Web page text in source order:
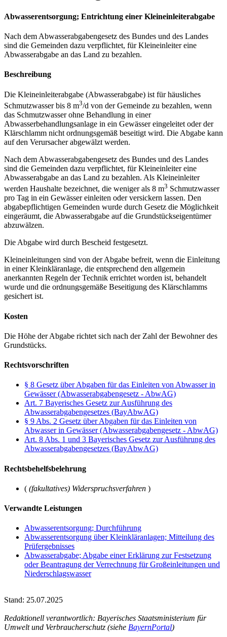
Abwasserentsorgung; Entrichtung einer Kleineinleiterabgabe
Nach dem Abwasserabgabengesetz des Bundes und des Landes
sind die Gemeinden dazu verpflichtet, für Kleineinleiter eine
Abwasserabgabe an das Land zu bezahlen.
Beschreibung
Die Kleineinleiterabgabe (Abwasserabgabe) ist für häusliches
Schmutzwasser bis 8 m3/d von der Gemeinde zu bezahlen, wenn
das Schmutzwasser ohne Behandlung in einer
Abwasserbehandlungsanlage in ein Gewässer eingeleitet oder der
Klärschlamm nicht ordnungsgemäß beseitigt wird. Die Abgabe kann
auf den Verursacher abgewälzt werden.
Nach dem Abwasserabgabengesetz des Bundes und des Landes
sind die Gemeinden dazu verpflichtet, für Kleineinleiter eine
Abwasserabgabe an das Land zu bezahlen. Als Kleineinleiter
werden Haushalte bezeichnet, die weniger als 8 m3 Schmutzwasser
pro Tag in ein Gewässer einleiten oder versickern lassen. Den
abgabepflichtigen Gemeinden wurde durch Gesetz die Möglichkeit
eingeräumt, die Abwasserabgabe auf die Grundstückseigentümer
abzuwälzen.
Die Abgabe wird durch Bescheid festgesetzt.
Kleineinleitungen sind von der Abgabe befreit, wenn die Einleitung
in einer Kleinkläranlage, die entsprechend den allgemein
anerkannten Regeln der Technik errichtet worden ist, behandelt
wurde und die ordnungsgemäße Beseitigung des Klärschlamms
gesichert ist.
Kosten
Die Höhe der Abgabe richtet sich nach der Zahl der Bewohner des
Grundstücks.
Rechtsvorschriften
§ 8 Gesetz über Abgaben für das Einleiten von Abwasser in
Gewässer (Abwasserabgabengesetz - AbwAG)
Art. 7 Bayerisches Gesetz zur Ausführung des
Abwasserabgabengesetzes (BayAbwAG)
§ 9 Abs. 2 Gesetz über Abgaben für das Einleiten von
Abwasser in Gewässer (Abwasserabgabengesetz - AbwAG)
Art. 8 Abs. 1 und 3 Bayerisches Gesetz zur Ausführung des
Abwasserabgabengesetzes (BayAbwAG)
Rechtsbehelfsbelehrung
( (fakultatives) Widerspruchsverfahren )
Verwandte Leistungen
Abwasserentsorgung; Durchführung
Abwasserentsorgung über Kleinkläranlagen; Mitteilung des
Prüfergebnisses
Abwasserabgabe; Abgabe einer Erklärung zur Festsetzung
oder Beantragung der Verrechnung für Großeinleitungen und
Niederschlagswasser
Stand: 25.07.2025
Redaktionell verantwortlich: Bayerisches Staatsministerium für
Umwelt und Verbraucherschutz (siehe BayernPortal)